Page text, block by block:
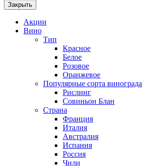
Закрыть
Акции
Вино
Тип
Красное
Белое
Розовое
Оранжевое
Популярные сорта винограда
Рислинг
Совиньон Блан
Страна
Франция
Италия
Австралия
Испания
Россия
Чили